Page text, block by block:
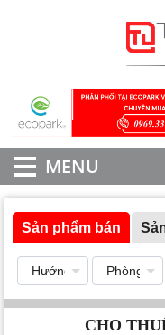
MENU
Sản phẩm bán
CHO